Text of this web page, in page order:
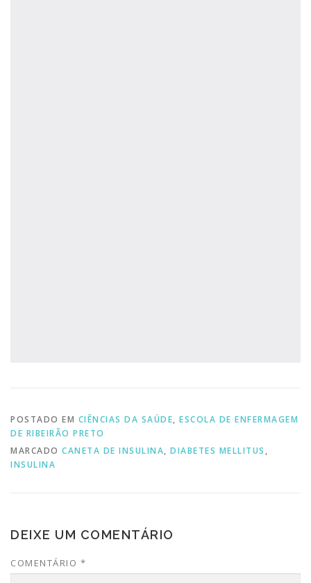
POSTADO EM CIÊNCIAS DA SAÚDE, ESCOLA DE ENFERMAGEM
DE RIBEIRÃO PRETO
MARCADO CANETA DE INSULINA, DIABETES MELLITUS ,
INSULINA
DEIXE UM COMENTÁRIO
COMENTÁRIO *